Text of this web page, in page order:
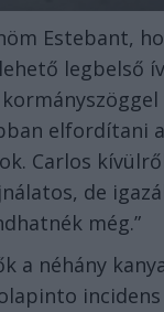
Estebant,
legbelső
elfordítani
Carlos
de
még.”
a néhány